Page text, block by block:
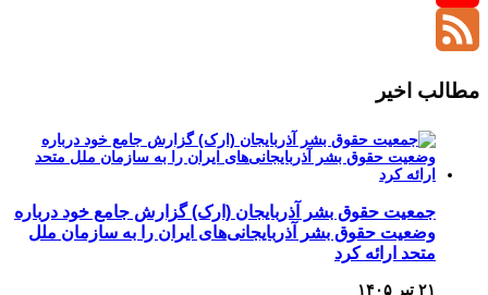
YouTube
مطالب اخیر
جمعیت حقوق بشر آذربایجان (ارک) گزارش جامع خود درباره
وضعیت حقوق بشر آذربایجانی‌های ایران را به سازمان ملل
متحد ارائه کرد
۲۱ تیر ۱۴۰۵